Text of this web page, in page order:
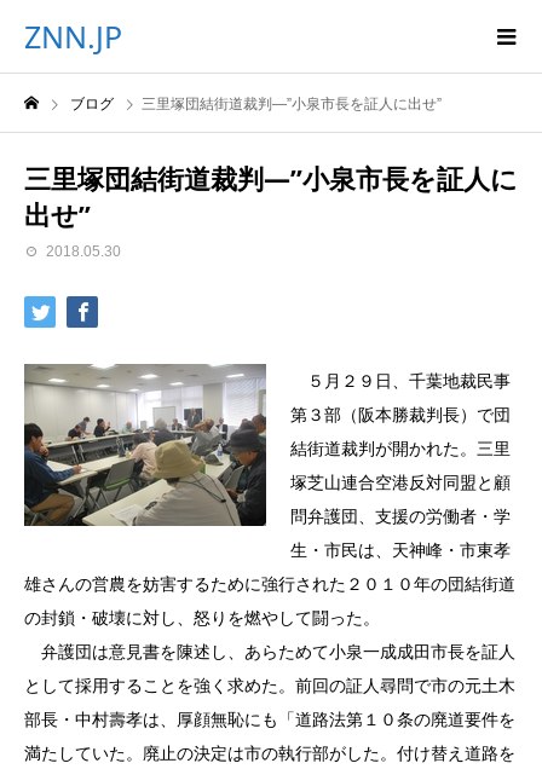
ZNN.JP
ブログ 三里塚団結街道裁判―”小泉市長を証人に出せ”
三里塚団結街道裁判―”小泉市長を証人に
出せ”
2018.05.30
５月２９日、千葉地裁民事
第３部（阪本勝裁判長）で団
結街道裁判が開かれた。三里
塚芝山連合空港反対同盟と顧
問弁護団、支援の労働者・学
生・市民は、天神峰・市東孝
雄さんの営農を妨害するために強行された２０１０年の団結街道
の封鎖・破壊に対し、怒りを燃やして闘った。
弁護団は意見書を陳述し、あらためて小泉一成成田市長を証人
として採用することを強く求めた。前回の証人尋問で市の元土木
部長・中村壽孝は、厚顔無恥にも「道路法第１０条の廃道要件を
満たしていた。廃止の決定は市の執行部がした。付け替え道路を